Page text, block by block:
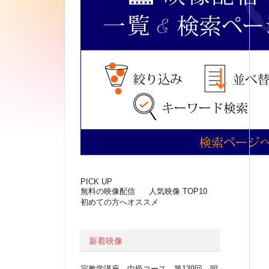
PICK UP
無料の映像配信
人気映像 TOP10
初めての方へオススメ
新着映像